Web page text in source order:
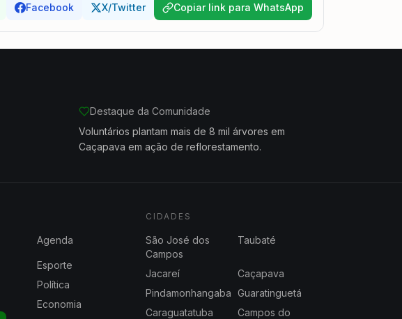
Facebook X/Twitter Copiar link para WhatsApp
Destaque da Comunidade
Voluntários plantam mais de 8 mil árvores em
Caçapava em ação de reflorestamento.
Agenda
Esporte
Política
Economia
CIDADES
São José dos
Campos
Taubaté
Jacareí
Caçapava
Pindamonhangaba Guaratinguetá
Caraguatatuba
Campos do